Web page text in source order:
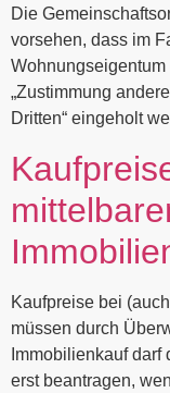
Die
vorsehen, dass im
„Zustimmung
Dritten“ eingeholt
Kaufpreise bei
müssen durch
Immobilienkauf
erst beantragen,